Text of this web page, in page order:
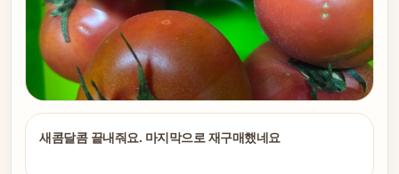
새콤달콤 끝내줘요. 마지막으로 재구매했네요